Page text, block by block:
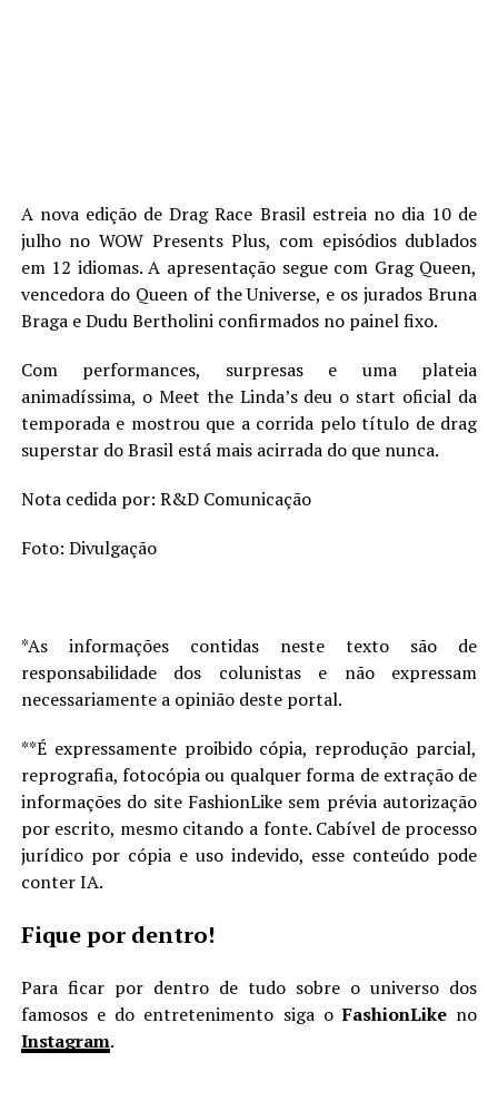
A nova edição de Drag Race Brasil estreia no dia 10 de
julho no WOW Presents Plus, com episódios dublados
em 12 idiomas. A apresentação segue com Grag Queen,
vencedora do Queen of the Universe, e os jurados Bruna
Braga e Dudu Bertholini confirmados no painel fixo.
Com performances, surpresas e uma plateia
animadíssima, o Meet the Linda’s deu o start oficial da
temporada e mostrou que a corrida pelo título de drag
superstar do Brasil está mais acirrada do que nunca.
Nota cedida por: R&D Comunicação
Foto: Divulgação
*As informações contidas neste texto são de
responsabilidade dos colunistas e não expressam
necessariamente a opinião deste portal.
**É expressamente proibido cópia, reprodução parcial,
reprografia, fotocópia ou qualquer forma de extração de
informações do site FashionLike sem prévia autorização
por escrito, mesmo citando a fonte. Cabível de processo
jurídico por cópia e uso indevido, esse conteúdo pode
conter IA.
Fique por dentro!
Para ficar por dentro de tudo sobre o universo dos
famosos e do entretenimento siga oFashionLike no
Instagram.